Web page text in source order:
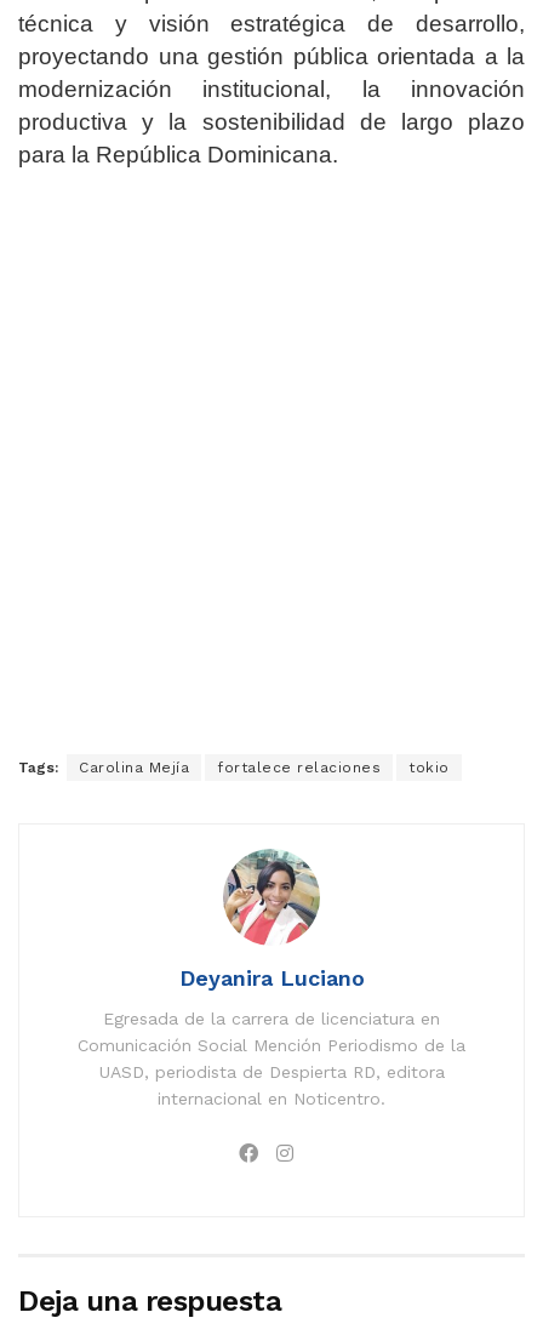
técnica y visión estratégica de desarrollo,
proyectando una gestión pública orientada a la
modernización institucional, la innovación
productiva y la sostenibilidad de largo plazo
para la República Dominicana.
Tags: Carolina Mejía fortalece relaciones tokio
Deyanira Luciano
Egresada de la carrera de licenciatura en
Comunicación Social Mención Periodismo de la
UASD, periodista de Despierta RD, editora
internacional en Noticentro.
Deja una respuesta